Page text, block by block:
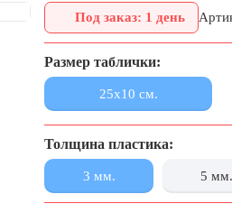
Под заказ: 1 день
Размер таблички:
25x10 см.
Толщина пластика:
3 мм. 5 мм.